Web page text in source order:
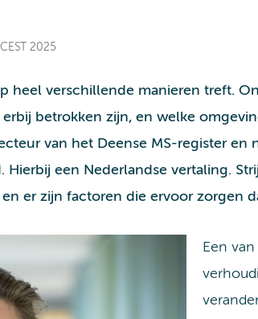
2025
heel verschillende manieren treft.
betrokken zijn, en welke
van het Deense MS-register
Hierbij een Nederlandse vertaling.
er zijn factoren die ervoor zorgen
Een